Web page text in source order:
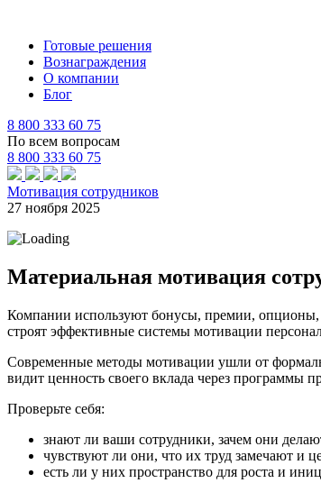
Готовые решения
Вознаграждения
О компании
Блог
8 800 333 60 75
По всем вопросам
8 800 333 60 75
Мотивация сотрудников
27 ноября 2025
Материальная мотивация
Компании используют бонусы, премии, опционы,
строят эффективные системы мотивации
Современные методы мотивации ушли от
видит ценность своего вклада через программы
Проверьте себя:
знают ли ваши сотрудники, зачем они
чувствуют ли они, что их труд замечают и
есть ли у них пространство для роста и